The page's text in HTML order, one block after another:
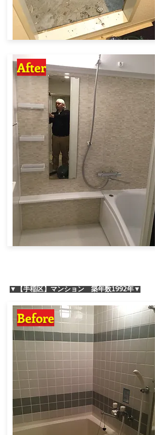
After
▼【手稲区】マンション 築年数1992年▼
Before